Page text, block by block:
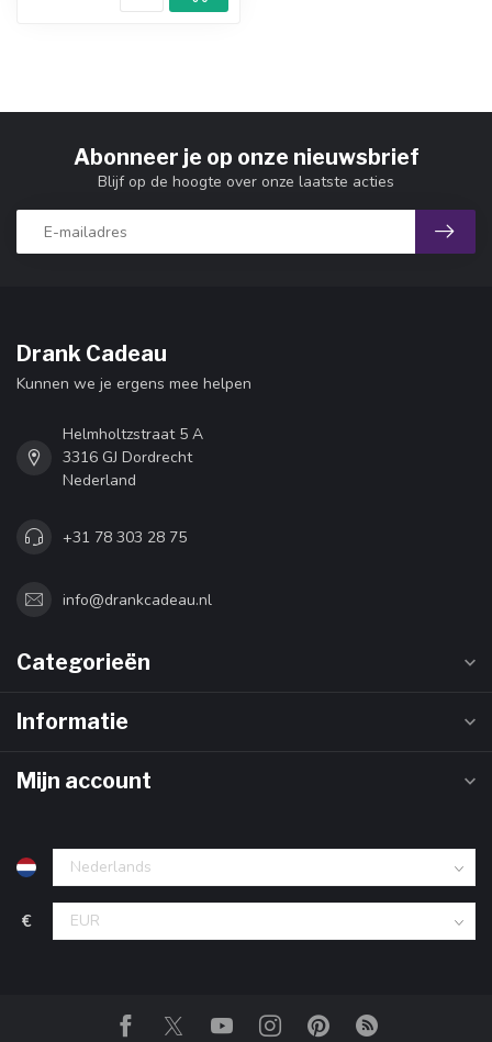
Abonneer je op onze nieuwsbrief
Blijf op de hoogte over onze laatste acties
Drank Cadeau
Kunnen we je ergens mee helpen
Helmholtzstraat 5 A
3316 GJ Dordrecht
Nederland
+31 78 303 28 75
info@drankcadeau.nl
Categorieën
Informatie
Mijn account
€